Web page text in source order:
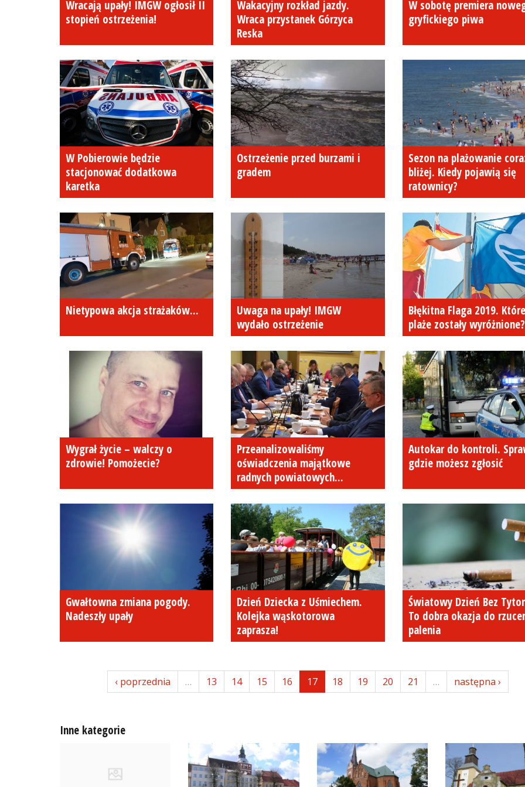
Wracają upały! IMGW ogłosił II
stopień ostrzeżenia!
Wakacyjny rozkład jazdy.
Wraca przystanek Górzyca
Reska
W sobotę premiera
gryfickiego piwa
W Pobierowie będzie
stacjonować dodatkowa
karetka
Ostrzeżenie przed burzami i
gradem
Sezon na plażowanie
bliżej. Kiedy pojawią się
ratownicy?
Nietypowa akcja strażaków...
Uwaga na upały! IMGW
wydało ostrzeżenie
Błękitna Flaga 2019. Które
plaże zostały wyróżnione?
Wygrał życie – walczy o
zdrowie! Pomożecie?
Przeanalizowaliśmy
oświadczenia majątkowe
radnych powiatowych...
Autokar do kontroli.
gdzie możesz zgłosić
Gwałtowna zmiana pogody.
Nadeszły upały
Dzień Dziecka z Uśmiechem.
Kolejka wąskotorowa
zaprasza!
Światowy Dzień Bez
To dobra okazja do
palenia
‹ poprzednia … 13 14 15 16 17 18 19 20 21 … następna ›
Inne kategorie